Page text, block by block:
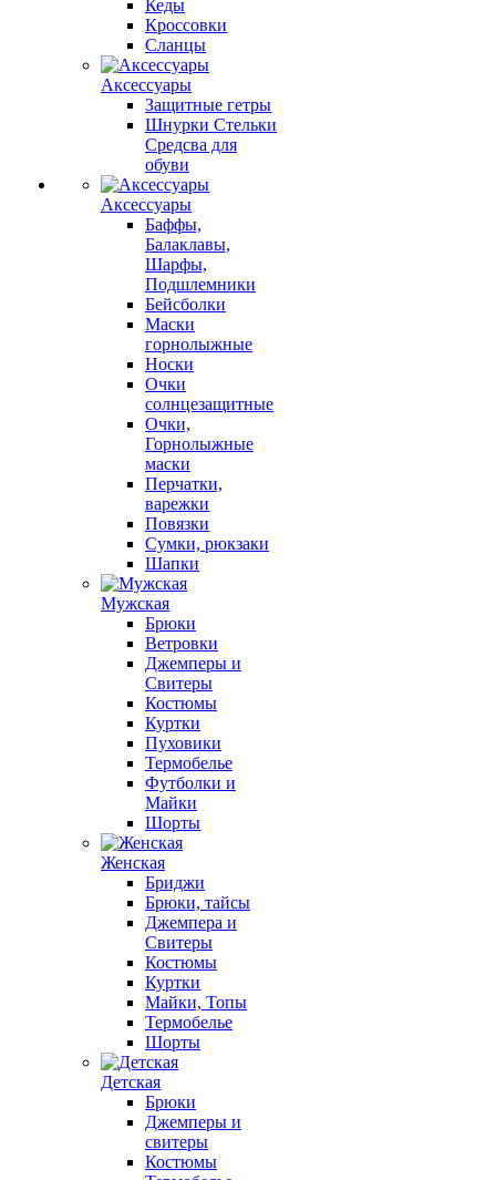
Кеды
Кроссовки
Сланцы
Аксессуары
Защитные гетры
Шнурки Стельки
Средсва для
обуви
Аксессуары
Баффы,
Балаклавы,
Шарфы,
Подшлемники
Бейсболки
Маски
горнолыжные
Носки
Очки
солнцезащитные
Очки,
Горнолыжные
маски
Перчатки,
варежки
Повязки
Сумки, рюкзаки
Шапки
Мужская
Брюки
Ветровки
Джемперы и
Свитеры
Костюмы
Куртки
Пуховики
Термобелье
Футболки и
Майки
Шорты
Женская
Бриджи
Брюки, тайсы
Джемпера и
Свитеры
Костюмы
Куртки
Майки, Топы
Термобелье
Шорты
Детская
Брюки
Джемперы и
свитеры
Костюмы